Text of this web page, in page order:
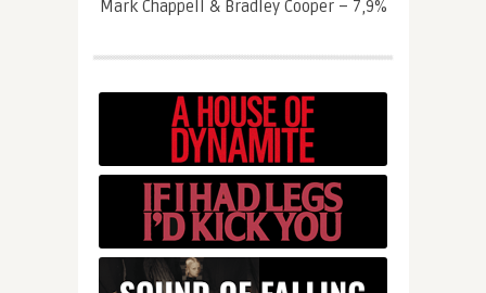
Mark Chappell & Bradley Cooper – 7,9%